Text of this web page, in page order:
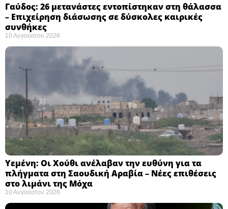
Γαύδος: 26 μετανάστες εντοπίστηκαν στη θάλασσα
– Επιχείρηση διάσωσης σε δύσκολες καιρικές
συνθήκες ​
10 Αυγούστου 2026
Υεμένη: Οι Χούθι ανέλαβαν την ευθύνη για τα
πλήγματα στη Σαουδική Αραβία – Νέες επιθέσεις
στο λιμάνι της Μόχα ​
10 Αυγούστου 2026